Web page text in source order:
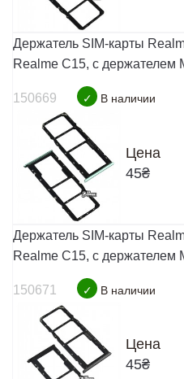
Держатель SIM-карты
Realme C15, c держателем
150669 ✓ В наличии
Цена
45₴
Держатель SIM-карты
Realme C15, c держателем
150671 ✓ В наличии
Цена
45₴